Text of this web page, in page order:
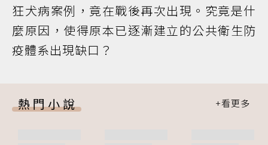
狂犬病案例，竟在戰後再次出現。究竟是什
麼原因，使得原本已逐漸建立的公共衛生防
疫體系出現缺口？
熱門小說